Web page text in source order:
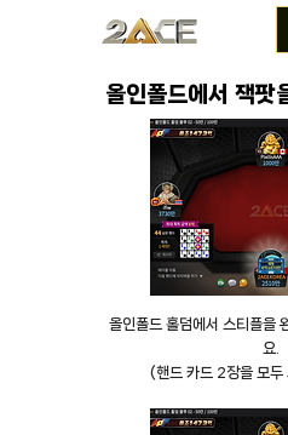
올인폴드에서 잭팟
올인폴드 홀덤에서 스티플을
요.
​(핸드 카드 2장을 모두